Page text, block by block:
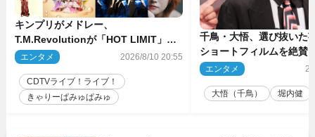
キンプリがメドレー、
T.M.Revolutionが「HOT LIMIT」披
露 来週の『CDTVライブ！ライ
エンタメ 2026/8/10 20:55
CDTVライブ！ライブ！
きゃりーぱみゅぱみゅ
千鳥・大悟、選び抜いた
ショートフィルムを絶
話とか来るんじゃない？
エンタメ
大悟（千鳥） 堀内健